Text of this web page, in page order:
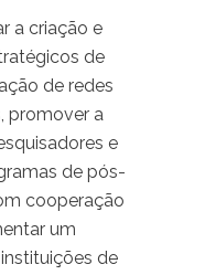
a criação e
de
de redes
promover a
e
de pós-
cooperação
um
de